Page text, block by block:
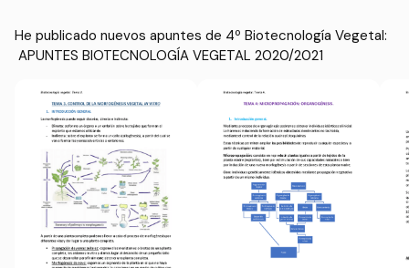
He publicado nuevos apuntes de 4º Biotecnología Vegetal:
APUNTES BIOTECNOLOGÍA VEGETAL 2020/2021